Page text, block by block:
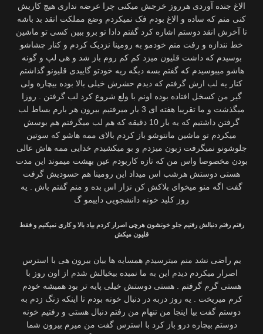
الاغ جنده آوردی هرروز خرجش میکنی چرا عرضه نداری هیچ کاریش
کنی منم که ساده و الاغ بودم فک نمیکردم وضع مملکت انقد بد باشه
تا آخرش انقد دوستم اشاره کرد گفتم دادا تو برو ببین کسی تو ماشین
خط نندازه و رفت منم خودمو به رومینا نزدیک کردم و کنار چشاشو
بوسیدم که داشت قلیون میزد کم کم روم باز شد و هی لپ و گونه
هاشو میبوسیدم که گفتم بسه دیگه ریه خودتو گاییدی قلیونو گذاشتم
کنار یه لب ازش گرفتم که دیدم حشرش خیلی بالا بوده بیچاره ولی
گیر من کسخل افتاده بوده اونم با ولع شروع کرد لب گرفتن . روزا
میگذشت و ما تقریبا هفته ای 3 بار میرفتیم بیرون هر بارم بساط لب
گرفتن داشتیم که یه بار 10 دقیقه که هم لب میگرفتم هم بوسش
میکردم تو ماشین مانتوشو باز کردم بالای ممه هاشو که سوتین
جلوشونو نمیگرفت زبون میزدم و بو میکشیدم خدایی ممه هاش عالی
بودن مخصوصا واس من که تازه کاربودم عین بهشت میموند این مدت
هستی دوستش هرشب اس میداد این رومینا هم حسودیش گرفت
گفت اگه منو میخوای بلاکش کن نزار اس بده و منم گفتم باش . یه
روز کلید خونه دانشجویی داییمو گ
رفتم رفتم دنبالش رفتیم جلو خونشون هرچی اصرار کردم بیاد بالا و کاری نمیکنیم و فقط
قلیون میکش
یم راضی نشد منم میترسیدم همسایه ها بیان بیرون هی با استرس
اصرار میکردم دیدم این به ما نمیده بیخیالش شدم از اون روز با
هستی گرم گرفتم . هستی دوستش خیلی پایه تر بود همیشه خودم
کرم میریخت . یه روز دربه در دنبال خونه بودم تا اینکه زنگ زدم به
دوستم گفت بیا اینجا من تنهام من رفتم دنبال هستی و رفتیم خونه
دوستم بیچاره درو باز کرد با استرس گفت من میرم بیرون شما